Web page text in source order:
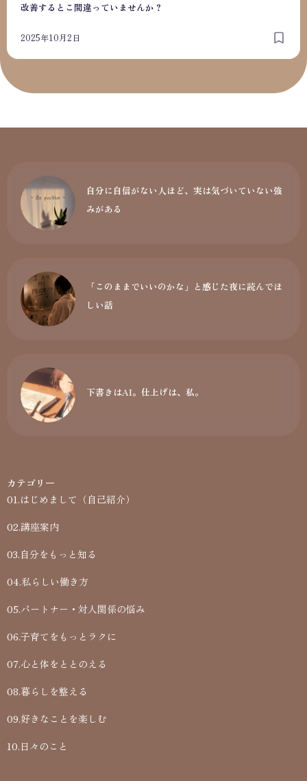
改善するとこ間違っていませんか？
2025年10月2日
自分に自信がない人ほど、実は気づいていない強
みがある
「このままでいいのかな」と感じた夜に読んでほ
しい話
下書きはAI。仕上げは、私。
カテゴリー
01.はじめまして（自己紹介）
02.講座案内
03.自分をもっと知る
04.私らしい働き方
05.パートナー・対人関係の悩み
06.子育てをもっとラクに
07.心と体をととのえる
08.暮らしを整える
09.好きなことを楽しむ
10.日々のこと